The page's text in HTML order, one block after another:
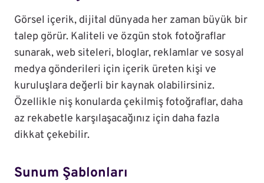
Görsel içerik, dijital dünyada her zaman büyük bir
talep görür. Kaliteli ve özgün stok fotoğraflar
sunarak, web siteleri, bloglar, reklamlar ve sosyal
medya gönderileri için içerik üreten kişi ve
kuruluşlara değerli bir kaynak olabilirsiniz.
Özellikle niş konularda çekilmiş fotoğraflar, daha
az rekabetle karşılaşacağınız için daha fazla
dikkat çekebilir.
Sunum Şablonları